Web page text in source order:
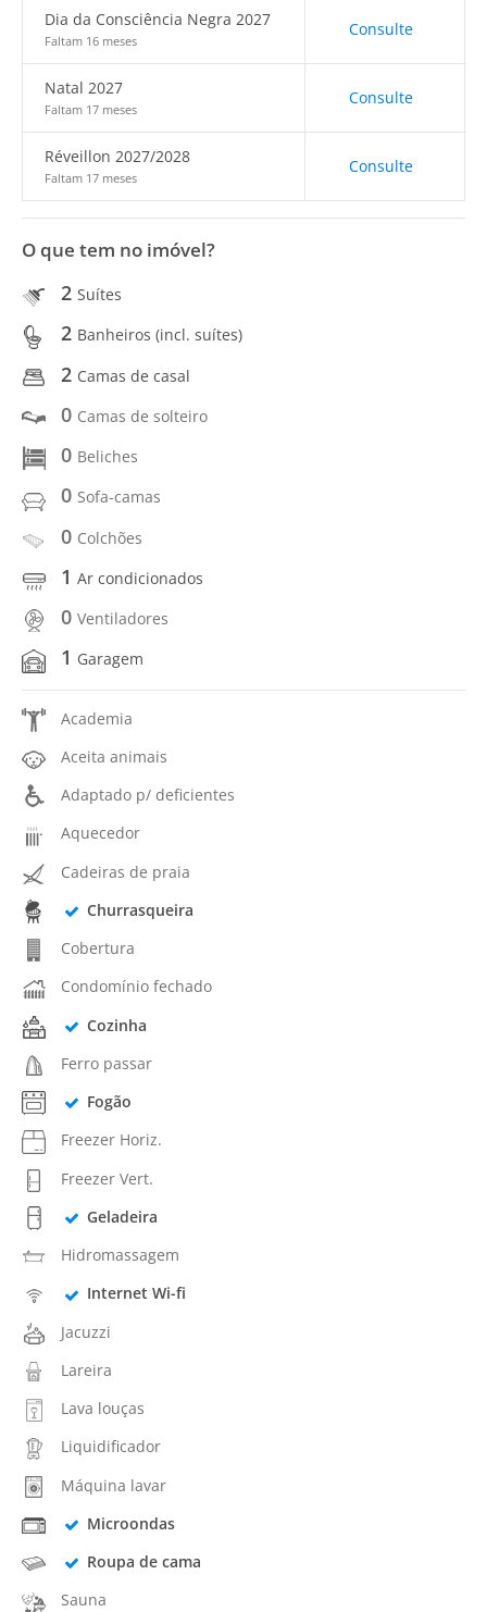
Dia da Consciência Negra 2027
Faltam 16 meses
Consulte
Natal 2027
Faltam 17 meses
Consulte
Réveillon 2027/2028
Faltam 17 meses
Consulte
O que tem no imóvel?
2 Suítes
2 Banheiros (incl. suítes)
2 Camas de casal
0 Camas de solteiro
0 Beliches
0 Sofa-camas
0 Colchões
1 Ar condicionados
0 Ventiladores
1 Garagem
Academia
Aceita animais
Adaptado p/ deficientes
Aquecedor
Cadeiras de praia
Churrasqueira
Cobertura
Condomínio fechado
Cozinha
Ferro passar
Fogão
Freezer Horiz.
Freezer Vert.
Geladeira
Hidromassagem
Internet Wi-fi
Jacuzzi
Lareira
Lava louças
Liquidificador
Máquina lavar
Microondas
Roupa de cama
Sauna